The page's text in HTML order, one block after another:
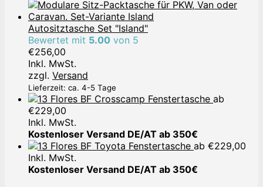
Autositztasche Set "Island"
Bewertet mit 5.00 von 5
€256,00
Inkl. MwSt.
zzgl. Versand
Lieferzeit: ca. 4-5 Tage
Crosscamp Fenstertasche ab
€229,00
Inkl. MwSt.
Kostenloser Versand DE/AT ab 350€
Toyota Fenstertasche ab €229,00
Inkl. MwSt.
Kostenloser Versand DE/AT ab 350€